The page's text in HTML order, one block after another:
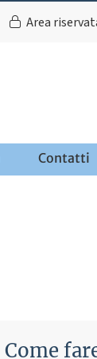
Area
Contatti
Come